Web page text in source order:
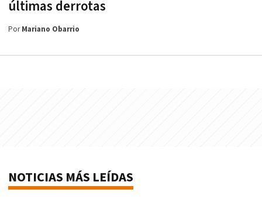
últimas derrotas
PorMariano Obarrio
NOTICIAS MÁS LEÍDAS